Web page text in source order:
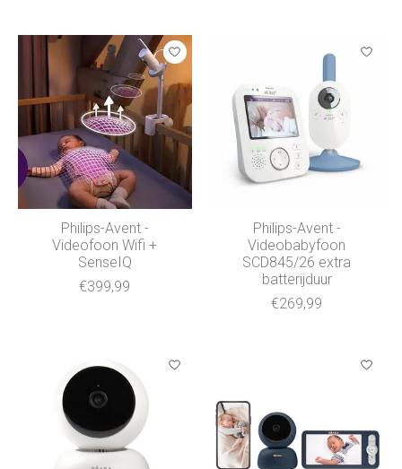
Philips-Avent -
Videofoon Wifi +
SenseIQ
€399,99
Philips-Avent -
Videobabyfoon
SCD845/26 extra
batterijduur
€269,99